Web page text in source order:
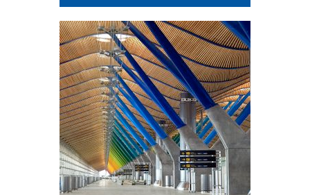
Airport Madrid Baraja
Madrid, Spain